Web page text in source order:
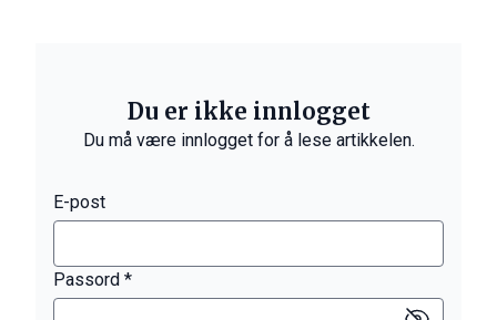
Du er ikke innlogget
Du må være innlogget for å lese artikkelen.
E-post
Passord *